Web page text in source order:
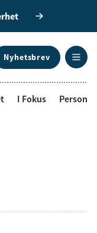
Nyhetsbrev
I Fokus